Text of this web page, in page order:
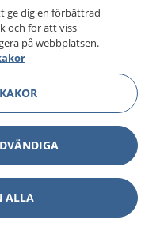
ge dig en förbättrad
och för att viss
på webbplatsen.
ALLA